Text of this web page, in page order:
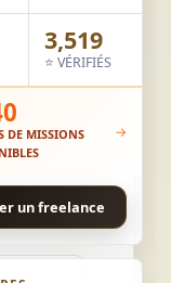
France.
3,519
⭐ VÉRIFIÉS
DE MISSIONS
→
un freelance